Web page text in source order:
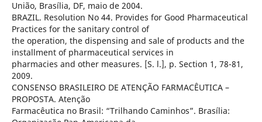
União, Brasília, DF, maio de 2004.
BRAZIL. Resolution No 44. Provides for Good Pharmaceutical
Practices for the sanitary control of
the operation, the dispensing and sale of products and the
installment of pharmaceutical services in
pharmacies and other measures. [S. l.], p. Section 1, 78-81,
2009.
CONSENSO BRASILEIRO DE ATENÇÃO FARMACÊUTICA –
PROPOSTA. Atenção
Farmacêutica no Brasil: “Trilhando Caminhos”. Brasília: